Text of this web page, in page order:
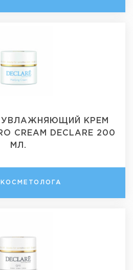
КРЕМ
CREAM DECLARE 200
МЛ.